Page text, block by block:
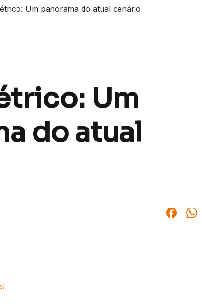
Um panorama do atual cenário
Um
do atual